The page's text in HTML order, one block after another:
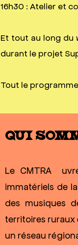
16h30 : Atelier et
Et tout au long du
durant le projet
Tout le
QUI
Le CMTRA
immatériels de
des musiques
territoires ruraux
un réseau